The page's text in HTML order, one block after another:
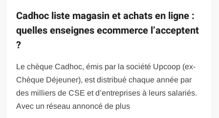
Cadhoc liste magasin et achats en ligne :
quelles enseignes ecommerce l’acceptent
?
Le chèque Cadhoc, émis par la société Upcoop (ex-
Chèque Déjeuner), est distribué chaque année par
des milliers de CSE et d’entreprises à leurs salariés.
Avec un réseau annoncé de plus